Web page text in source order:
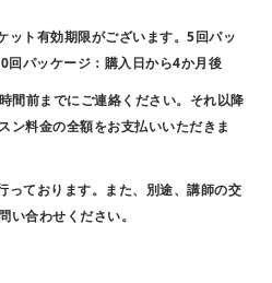
ト有効期限がございます。5回パッ
パッケージ：購入日から4か月後
間前までにご連絡ください。それ以降
ン料金の全額をお支払いいただきま
っております。また、別途、講師の交
い合わせください。